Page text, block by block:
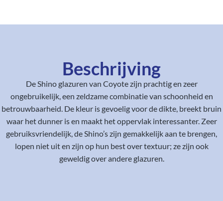
Beschrijving
De Shino glazuren van Coyote zijn prachtig en zeer
ongebruikelijk, een zeldzame combinatie van schoonheid en
betrouwbaarheid. De kleur is gevoelig voor de dikte, breekt bruin
waar het dunner is en maakt het oppervlak interessanter. Zeer
gebruiksvriendelijk, de Shino’s zijn gemakkelijk aan te brengen,
lopen niet uit en zijn op hun best over textuur; ze zijn ook
geweldig over andere glazuren.